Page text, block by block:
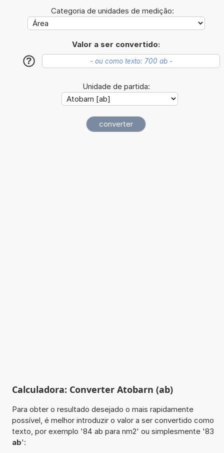
Categoria de unidades de medição:
Valor a ser convertido:
?
Unidade de partida:
Calculadora: Converter Atobarn (ab)
Para obter o resultado desejado o mais rapidamente
possível, é melhor introduzir o valor a ser convertido como
texto, por exemplo '84 ab para nm2' ou simplesmente '83
ab':